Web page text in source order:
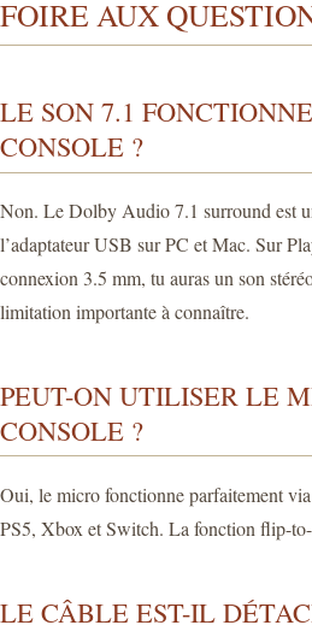
FOIRE AUX
LE SON 7.1
CONSOLE ?
Non. Le Dolby Audio 7.1 surround est
l’adaptateur USB sur PC et Mac. Sur
connexion 3.5 mm, tu auras un son
limitation importante à connaître.
PEUT-ON UTILISER LE
CONSOLE ?
Oui, le micro fonctionne parfaitement
PS5, Xbox et Switch. La fonction flip-to-
LE CÂBLE EST-IL